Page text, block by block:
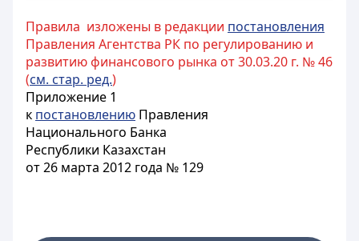
Правила изложены в редакции постановления
Правления Агентства РК по регулированию и
развитию финансового рынка от 30.03.20 г. № 46
(см. стар. ред.)
Приложение 1
к постановлению Правления
Национального Банка
Республики Казахстан
от 26 марта 2012 года № 129